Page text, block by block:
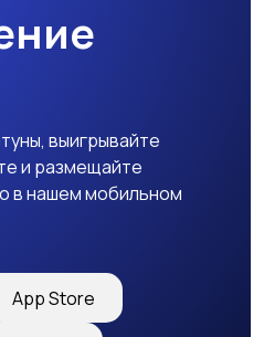
выигрывайте
и размещайте
в нашем мобильном
App Store